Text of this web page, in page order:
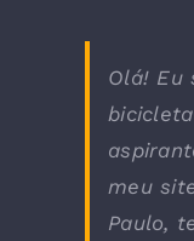
Olá! Eu
meu
Paulo,